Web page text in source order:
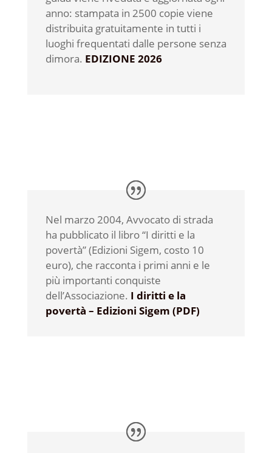
anno: stampata in 2500 copie viene
distribuita gratuitamente in tutti i
luoghi frequentati dalle persone senza
dimora. EDIZIONE 2026
Nel marzo 2004, Avvocato di strada
ha pubblicato il libro “I diritti e la
povertà” (Edizioni Sigem, costo 10
euro), che racconta i primi anni e le
più importanti conquiste
dell’Associazione. I diritti e la
povertà – Edizioni Sigem (PDF)